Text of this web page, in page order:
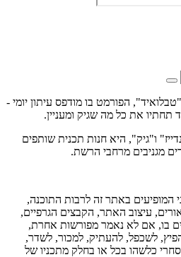
הפורמט בו מודפס עיתון יומי -
תחתיו את כל מה שגיק ומעניין.
ו"גיק", היא חנות תכנית שותפים
המופיעים באתר זה לרבות התוכנה,
עיצוב האתר, הקבצים הגרפיים,
בו, אם לא נאמר מפורשות אחרת,
לשכפל, להעתיק, למכור, לשדר,
כלשהו בכל או בחלק מתכניו של